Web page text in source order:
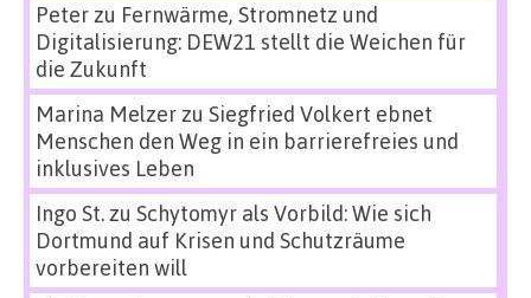
Peterzu Fernwärme, Stromnetz und
Digitalisierung: DEW21 stellt die Weichen für
die Zukunft
Marina Melzerzu Siegfried Volkert ebnet
Menschen den Weg in ein barrierefreies und
inklusives Leben
Ingo St.zu Schytomyr als Vorbild: Wie sich
Dortmund auf Krisen und Schutzräume
vorbereiten will